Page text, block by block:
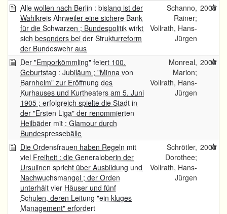
Alle wollen nach Berlin : bislang ist der
Wahlkreis Ahrweiler eine sichere Bank
für die Schwarzen ; Bundespolitik wirkt
sich besonders bei der Strukturreform
der Bundeswehr aus
Schanno,
Rainer;
Vollrath, Hans-
Jürgen
2005
Der "Emporkömmling" feiert 100.
Geburtstag : Jubiläum ; "Minna von
Barnhelm" zur Eröffnung des
Kurhauses und Kurtheaters am 5. Juni
1905 ; erfolgreich spielte die Stadt in
der "Ersten Liga" der renommierten
Heilbäder mit ; Glamour durch
Bundespressebälle
Monreal,
Marion;
Vollrath, Hans-
Jürgen
2005
Die Ordensfrauen haben Regeln mit
viel Freiheit : die Generaloberin der
Ursulinen spricht über Ausbildung und
Nachwuchsmangel ; der Orden
unterhält vier Häuser und fünf
Schulen, deren Leitung "ein kluges
Management" erfordert
Schrötler,
Dorothee;
Vollrath, Hans-
Jürgen
2005